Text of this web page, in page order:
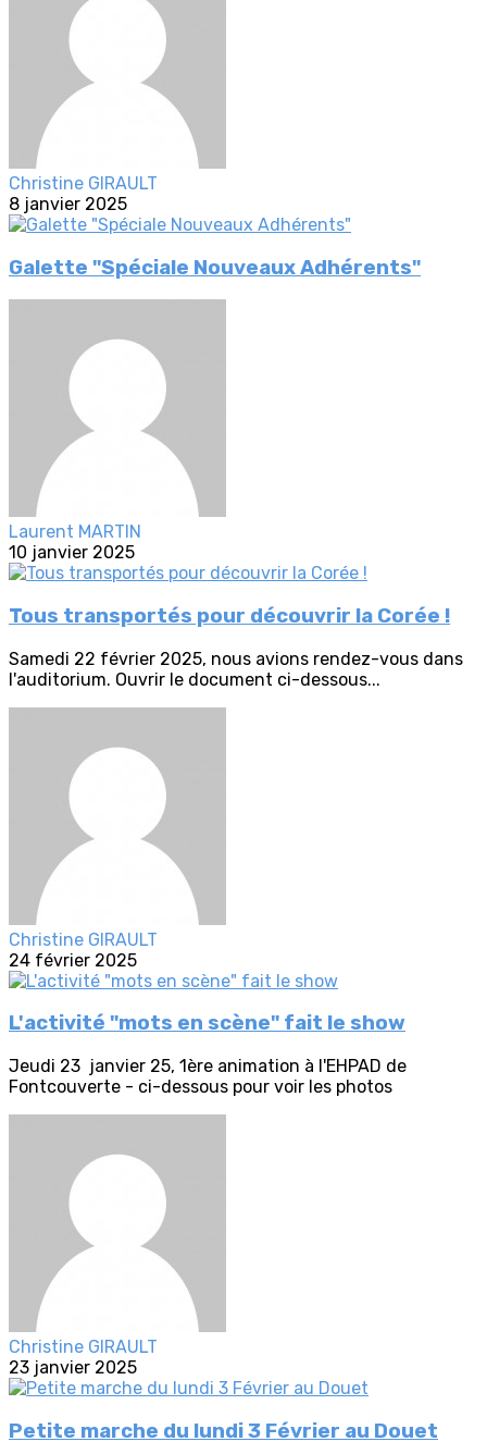
Christine GIRAULT
8 janvier 2025
Galette "Spéciale Nouveaux Adhérents"
Laurent MARTIN
10 janvier 2025
Tous transportés pour découvrir la Corée !
Samedi 22 février 2025, nous avions rendez-vous dans
l'auditorium. Ouvrir le document ci-dessous...
Christine GIRAULT
24 février 2025
L'activité "mots en scène" fait le show
Jeudi 23 janvier 25, 1ère animation à l'EHPAD de
Fontcouverte - ci-dessous pour voir les photos
Christine GIRAULT
23 janvier 2025
Petite marche du lundi 3 Février au Douet